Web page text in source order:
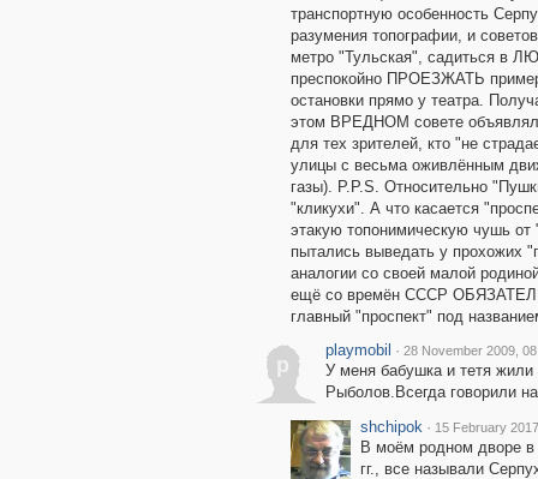
транспортную особенность
разумения топографии, и
метро "Тульская", садиться в
преспокойно ПРОЕЗЖАТЬ
остановки прямо у театра.
этом ВРЕДНОМ совете
для тех зрителей, кто "не
улицы с весьма оживлённым
газы). P.P.S. Относительно
"кликухи". А что касается
этакую топонимическую чушь от
пытались выведать у прохожих
аналогии со своей малой
ещё со времён СССР
главный "проспект" под
p
playmobil · 28 November 2009,
У меня бабушка и тетя
Рыболов.Всегда говорили
shchipok · 15 February
В моём родном дворе в
гг., все называли